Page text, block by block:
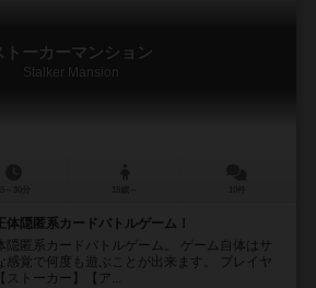
トーカーマンション
Stalker Mansion
隠匿系カードバトルゲーム！
隠匿系カードバトルゲーム。 ゲーム自体はサ
感覚で何度も遊ぶことが出来ます。 プレイヤ
ストーカー】【ア...